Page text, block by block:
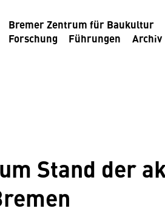
Bremer Zentrum für Baukultur
Forschung
Führungen Archiv
Stand der